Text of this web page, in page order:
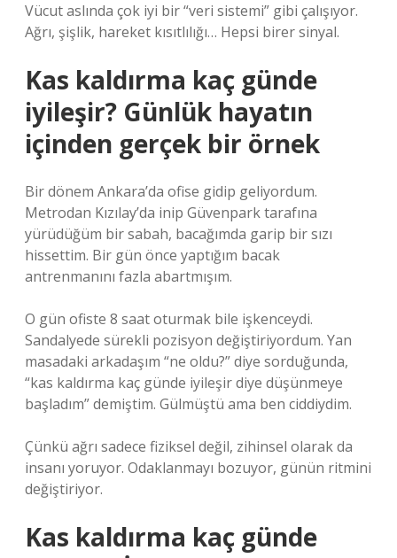
Vücut aslında çok iyi bir “veri sistemi” gibi çalışıyor.
Ağrı, şişlik, hareket kısıtlılığı… Hepsi birer sinyal.
Kas kaldırma kaç günde
iyileşir? Günlük hayatın
içinden gerçek bir örnek
Bir dönem Ankara’da ofise gidip geliyordum.
Metrodan Kızılay’da inip Güvenpark tarafına
yürüdüğüm bir sabah, bacağımda garip bir sızı
hissettim. Bir gün önce yaptığım bacak
antrenmanını fazla abartmışım.
O gün ofiste 8 saat oturmak bile işkenceydi.
Sandalyede sürekli pozisyon değiştiriyordum. Yan
masadaki arkadaşım “ne oldu?” diye sorduğunda,
“kas kaldırma kaç günde iyileşir diye düşünmeye
başladım” demiştim. Gülmüştü ama ben ciddiydim.
Çünkü ağrı sadece fiziksel değil, zihinsel olarak da
insanı yoruyor. Odaklanmayı bozuyor, günün ritmini
değiştiriyor.
Kas kaldırma kaç günde